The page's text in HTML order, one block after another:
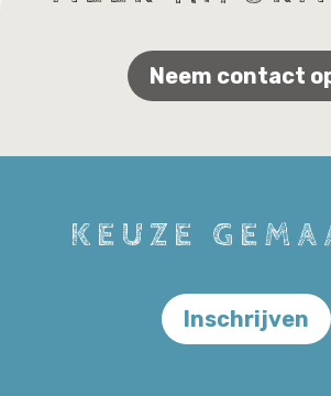
Neem contact
KEUZE
Inschrijven